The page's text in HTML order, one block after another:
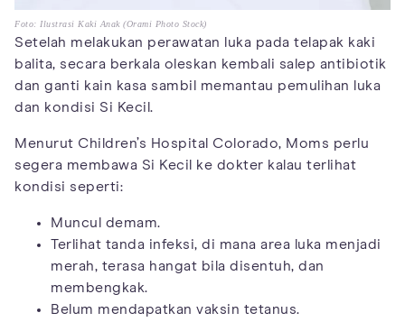
Foto: Ilustrasi Kaki Anak (Orami Photo Stock)
Setelah melakukan perawatan luka pada telapak kaki
balita, secara berkala oleskan kembali salep antibiotik
dan ganti kain kasa sambil memantau pemulihan luka
dan kondisi Si Kecil.
Menurut Children’s Hospital Colorado, Moms perlu
segera membawa Si Kecil ke dokter kalau terlihat
kondisi seperti:
Muncul demam.
Terlihat tanda infeksi, di mana area luka menjadi
merah, terasa hangat bila disentuh, dan
membengkak.
Belum mendapatkan vaksin tetanus.